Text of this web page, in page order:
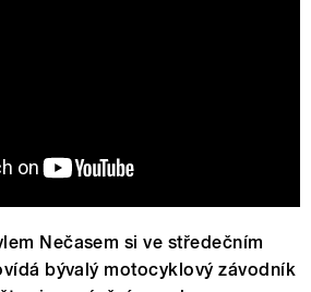
Nečasem si ve středečním
bývalý motocyklový závodník